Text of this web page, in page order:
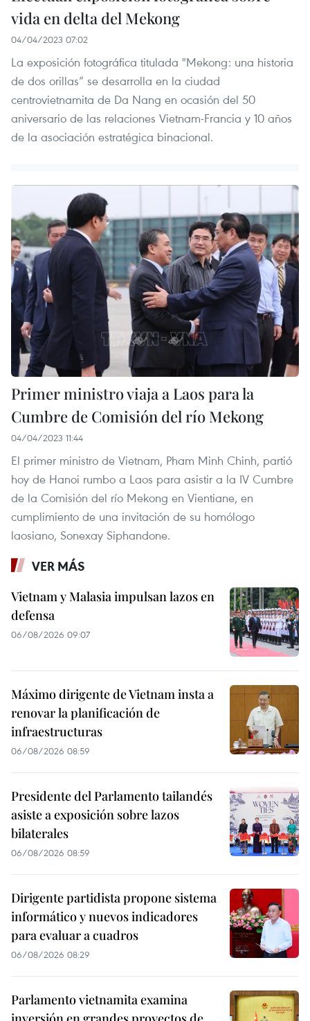
vida en delta del Mekong
04/04/2023 07:02
La exposición fotográfica titulada "Mekong: una historia
de dos orillas” se desarrolla en la ciudad
centrovietnamita de Da Nang en ocasión del 50
aniversario de las relaciones Vietnam-Francia y 10 años
de la asociación estratégica binacional.
Primer ministro viaja a Laos para la
Cumbre de Comisión del río Mekong
04/04/2023 11:44
El primer ministro de Vietnam, Pham Minh Chinh, partió
hoy de Hanoi rumbo a Laos para asistir a la IV Cumbre
de la Comisión del río Mekong en Vientiane, en
cumplimiento de una invitación de su homólogo
laosiano, Sonexay Siphandone.
VER MÁS
Vietnam y Malasia impulsan lazos en
defensa
06/08/2026 09:07
Máximo dirigente de Vietnam insta a
renovar la planificación de
infraestructuras
06/08/2026 08:59
Presidente del Parlamento tailandés
asiste a exposición sobre lazos
bilaterales
06/08/2026 08:59
Dirigente partidista propone sistema
informático y nuevos indicadores
para evaluar a cuadros
06/08/2026 08:29
Parlamento vietnamita examina